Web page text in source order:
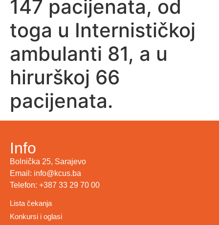
147 pacijenata, od
toga u Internističkoj
ambulanti 81, a u
hirurškoj 66
pacijenata.
Info
Bolnička 25, Sarajevo
Email: info@kcus.ba
Telefon: +387 33 29 70 00
Lista čekanja
Konkursi i oglasi